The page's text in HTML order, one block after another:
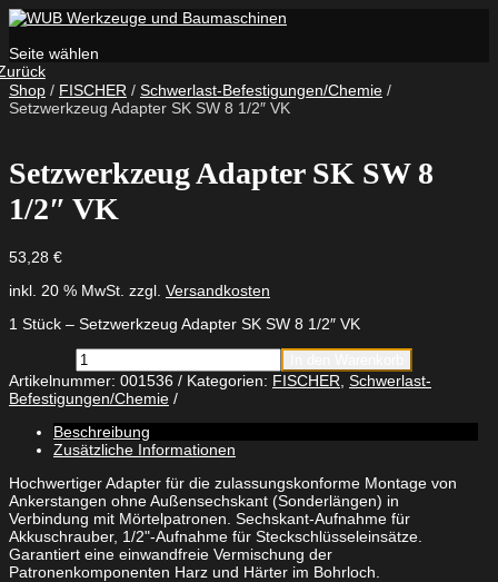
Seite wählen
Shop / FISCHER / Schwerlast-Befestigungen/Chemie /
Setzwerkzeug Adapter SK SW 8 1/2″ VK
Setzwerkzeug Adapter SK SW 8
1/2″ VK
53,28 €
inkl. 20 % MwSt. zzgl. Versandkosten
1 Stück – Setzwerkzeug Adapter SK SW 8 1/2″ VK
Setzwerkzeug
Adapter
SK
SW
8
1/2"
VK
Menge
Artikelnummer: 001536 Kategorien: FISCHER Schwerlast-
Befestigungen/Chemie
Beschreibung
Zusätzliche Informationen
Hochwertiger Adapter für die zulassungskonforme Montage von
Ankerstangen ohne Außensechskant (Sonderlängen) in
Verbindung mit Mörtelpatronen. Sechskant-Aufnahme für
Akkuschrauber, 1/2"-Aufnahme für Steckschlüsseleinsätze.
Garantiert eine einwandfreie Vermischung der
Patronenkomponenten Harz und Härter im Bohrloch.